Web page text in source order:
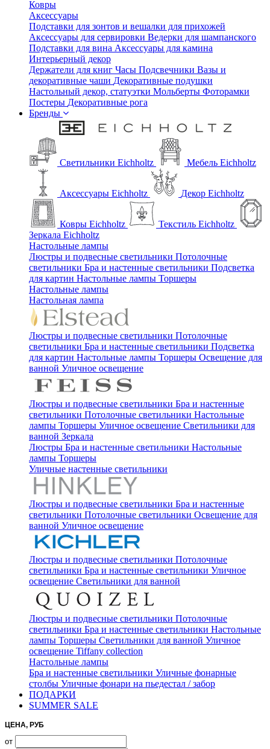
Ковры
Аксессуары
Подставки для зонтов и вешалки для прихожей
Аксессуары для сервировки Ведерки для шампанского
Подставки для вина Аксессуары для камина
Интерьерный декор
Держатели для книг Часы Подсвечники Вазы и
декоративные чаши Декоративные подушки
Настольный декор, статуэтки Мольберты Фоторамки
Постеры Декоративные рога
Бренды
Светильники Eichholtz Мебель Eichholtz
Аксессуары Eichholtz Декор Eichholtz
Ковры Eichholtz
Текстиль Eichholtz
Зеркала Eichholtz
Настольные лампы
Люстры и подвесные светильники Потолочные
светильники Бра и настенные светильники Подсветка
для картин Настольные лампы Торшеры
Настольные лампы
Настольная лампа
Люстры и подвесные светильники Потолочные
светильники Бра и настенные светильники Подсветка
для картин Настольные лампы Торшеры Освещение для
ванной Уличное освещение
Люстры и подвесные светильники Бра и настенные
светильники Потолочные светильники Настольные
лампы Торшеры Уличное освещение Светильники для
ванной Зеркала
Люстры Бра и настенные светильники Настольные
лампы Торшеры
Уличные настенные светильники
Люстры и подвесные светильники Бра и настенные
светильники Потолочные светильники Освещение для
ванной Уличное освещение
Люстры и подвесные светильники Потолочные
светильники Бра и настенные светильники Уличное
освещение Светильники для ванной
Люстры и подвесные светильники Потолочные
светильники Бра и настенные светильники Настольные
лампы Торшеры Светильники для ванной Уличное
освещение Tiffany collection
Настольные лампы
Бра и настенные светильники Уличные фонарные
столбы Уличные фонари на пьедестал / забор
ПОДАРКИ
SUMMER SALE
ЦЕНА, РУБ
от